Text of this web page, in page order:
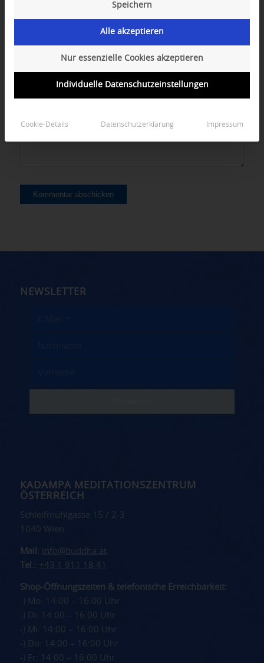
NEWSLETTER
KADAMPA MEDITATIONSZENTRUM
ÖSTERREICH
Schleifmühlgasse 15 / 2-3
1040 Wien
Mail: info@buddha.at
Tel.: +43 1 911 18 41
Shop-Öffnungszeiten & telefonische Erreichbarkeit:
-) Mo: 14:00 – 16:00 Uhr
-) Di: 14:00 – 16:00 Uhr
-) Mi: 14:00 – 16:00 Uhr
-) Do: 14:00 – 16:00 Uhr
-) Fr: 14:00 – 16:00 Uhr
Speichern
Alle akzeptieren
Nur essenzielle Cookies akzeptieren
Individuelle Datenschutzeinstellungen
Cookie-Details Datenschutzerklärung Impressum